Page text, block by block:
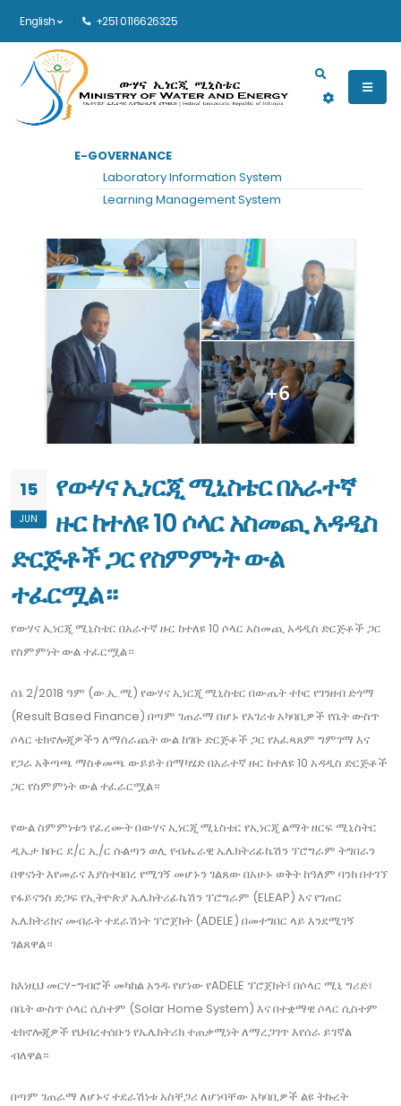
English +251 0116626325
Main navigation
E-GOVERNANCE
Laboratory Information System
Learning Management System
15
JUN
የውሃና ኢነርጂ ሚኒስቴር በአራተኛ
ዙር ከተለዩ 10 ሶላር አስመጪ አዳዲስ
ድርጅቶች ጋር የስምምነት ውል
ተፈርሟል።
የውሃና ኢነርጂ ሚኒስቴር በአራተኛ ዙር ከተለዩ 10 ሶላር አስመጪ አዳዲስ ድርጅቶች ጋር
የስምምነት ውል ተፈርሟል።
ሰኔ 2/2018 ዓም (ው.ኢ.ሚ) የውሃና ኢነርጂ ሚኒስቴር በውጤት ተኮር የገንዘብ ድጎማ
(Result Based Finance) በጣም ገጠራማ በሆኑ የአገሪቱ አካባቢዎች የቤት ውስጥ
ሶላር ቴክኖሎጂዎችን ለማሰራጨት ውል ከገቡ ድርጅቶች ጋር የአፈጻጸም ግምገማ እና
የጋራ አቅጣጫ ማስቀመጫ ውይይት በማካሄድ በአራተኛ ዙር ከተለዩ 10 አዳዲስ ድርጅቶች
ጋር የስምምነት ውል ተፈራርሟል።
የውል ስምምነቱን የፈረሙት በውሃና ኢነርጂ ሚኒስቴር የኢነርጂ ልማት ዘርፍ ሚኒስትር
ዲኤታ ክቡር ደ/ር ኢ/ር ሱልጣን ወሊ የብሔራዊ ኤሌክትሪፊኬሽን ፕሮግራም ትግበራን
በዋናነት እየመራና እያስተባበረ የሚገኝ መሆኑን ገልጸው በአሁኑ ወቅት ከዓለም ባንክ በተገኘ
የፋይናንስ ድጋፍ የኢትዮጵያ ኤሌክትሪፊኬሽን ፕሮግራም (ELEAP) እና የገጠር
ኤሌክትሪክና መብራት ተደራሽነት ፕሮጀክት (ADELE) በመተግበር ላይ እንደሚገኝ
ገልጸዋል።
ከእነዚህ መርሃ-ግብሮች መካከል አንዱ የሆነው የADELE ፕሮጀክት፤ በሶላር ሚኒ ግሪድ፣
በቤት ውስጥ ሶላር ሲስተም (Solar Home System) እና በተቋማዊ ሶላር ሲስተም
ቴክኖሎጂዎች የህብረተሰቡን የኤሌክትሪክ ተጠቃሚነት ለማረጋገጥ እየሰራ ይገኛል
ብለዋል።
በጣም ገጠራማ ለሆኑና ተደራሽነቱ አስቸጋሪ ለሆነባቸው አካባቢዎች ልዩ ትኩረት